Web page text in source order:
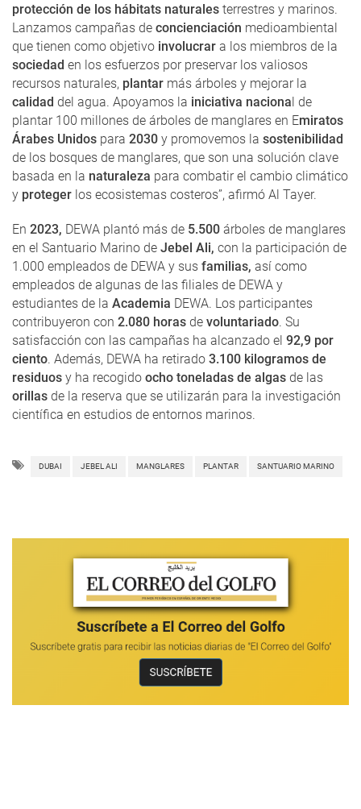
protección de los hábitats naturales terrestres y marinos.
Lanzamos campañas de concienciación medioambiental
que tienen como objetivo involucrar a los miembros de la
sociedad en los esfuerzos por preservar los valiosos
recursos naturales, plantar más árboles y mejorar la
calidad del agua. Apoyamos la iniciativa nacional de
plantar 100 millones de árboles de manglares en Emiratos
Árabes Unidos para 2030 y promovemos la sostenibilidad
de los bosques de manglares, que son una solución clave
basada en la naturaleza para combatir el cambio climático
y proteger los ecosistemas costeros”, afirmó Al Tayer.
En 2023, DEWA plantó más de 5.500 árboles de manglares
en el Santuario Marino de Jebel Ali, con la participación de
1.000 empleados de DEWA y sus familias, así como
empleados de algunas de las filiales de DEWA y
estudiantes de la Academia DEWA. Los participantes
contribuyeron con 2.080 horas de voluntariado. Su
satisfacción con las campañas ha alcanzado el 92,9 por
ciento. Además, DEWA ha retirado 3.100 kilogramos de
residuos y ha recogido ocho toneladas de algas de las
orillas de la reserva que se utilizarán para la investigación
científica en estudios de entornos marinos.
DUBAI JEBEL ALI MANGLARES PLANTAR SANTUARIO MARINO